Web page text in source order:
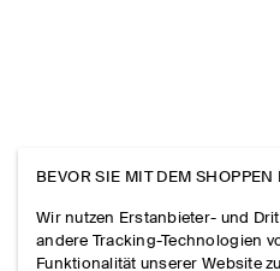
BEVOR SIE MIT DEM SHOPPEN
Wir nutzen Erstanbieter- und
andere Tracking-Technologien
Funktionalität unserer Website